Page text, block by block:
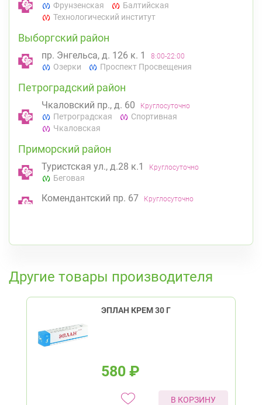
Фрунзенская
Балтийская
Технологический институт
Выборгский район
пр. Энгельса, д. 126 к. 1 8:00-22:00
Озерки Проспект Просвещения
Петроградский район
Чкаловский пр., д. 60 Круглосуточно
Петроградская
Спортивная
Чкаловская
Приморский район
Туристская ул., д.28 к.1 Круглосуточно
Беговая
Комендантский пр. 67 Круглосуточно
Другие товары производителя
ЭПЛАН КРЕМ 30 Г
580 ₽
В КОРЗИНУ